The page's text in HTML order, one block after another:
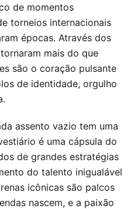
de momentos
torneios internacionais
épocas. Através dos
mais do que
são o coração pulsante
de identidade, orgulho
assento vazio tem uma
é uma cápsula do
de grandes estratégias
do talento inigualável
icônicas são palcos
nascem, e a paixão